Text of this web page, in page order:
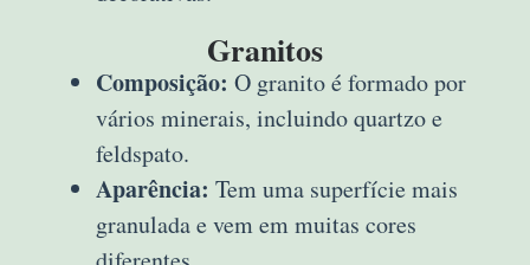
Granitos
Composição: O granito é formado por
vários minerais, incluindo quartzo e
feldspato.
Aparência: Tem uma superfície mais
granulada e vem em muitas cores